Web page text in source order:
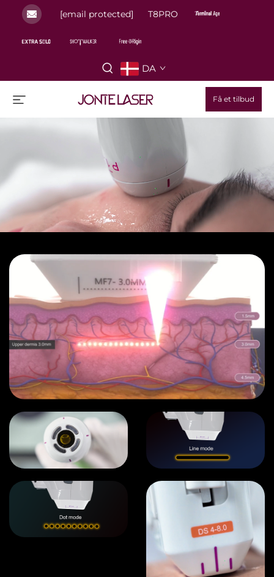
[email protected] T8PRO
DA
Få et tilbud